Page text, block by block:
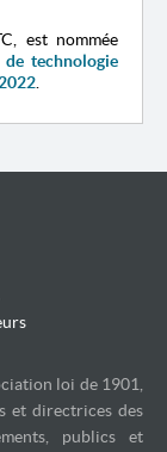
est nommée
technologie
loi de 1901,
et directrices des
publics et